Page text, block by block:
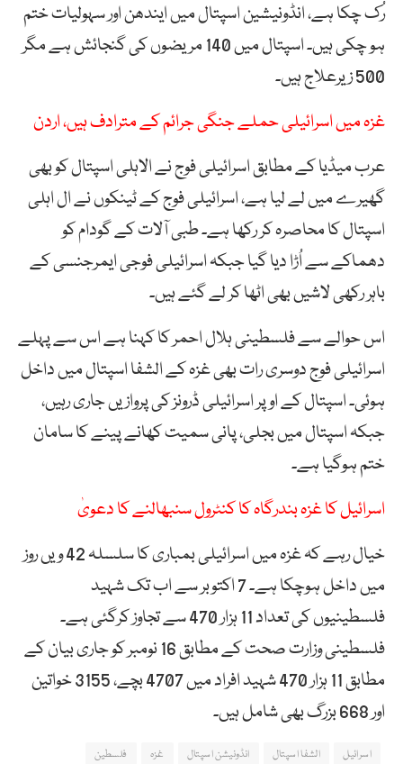
رُک چکا ہے، انڈونیشین اسپتال میں ایندھن اور سہولیات ختم
ہو چکی ہیں۔ اسپتال میں 140 مریضوں کی گنجائش ہے مگر
500 زیرعلاج ہیں۔
غزہ میں اسرائیلی حملے جنگی جرائم کے مترادف ہیں، اردن
عرب میڈیا کے مطابق اسرائیلی فوج نے الاہلی اسپتال کو بھی
گھیرے میں لے لیا ہے، اسرائیلی فوج کے ٹینکوں نے ال اہلی
اسپتال کا محاصرہ کر رکھا ہے۔ طبی آلات کے گودام کو
دھماکے سے اُڑا دیا گیا جبکہ اسرائیلی فوجی ایمرجنسی کے
باہر رکھی لاشیں بھی اٹھا کر لے گئے ہیں۔
اس حوالے سے فلسطینی ہلال احمر کا کہنا ہے اس سے پہلے
اسرائیلی فوج دوسری رات بھی غزہ کے الشفا اسپتال میں داخل
ہوئی۔ اسپتال کے اوپر اسرائیلی ڈرونز کی پروازیں جاری رہیں،
جبکہ اسپتال میں بجلی، پانی سمیت کھانے پینے کا سامان
ختم ہوگیا ہے۔
اسرائیل کا غزہ بندرگاہ کا کنٹرول سنبھالنے کا دعویٰ
خیال رہے کہ غزہ میں اسرائیلی بمباری کا سلسلہ 42 ویں روز
میں داخل ہوچکا ہے۔ 7 اکتوبر سے اب تک شہید
فلسطینیوں کی تعداد 11 ہزار 470 سے تجاوز کرگئی ہے۔
فلسطینی وزارت صحت کے مطابق 16 نومبر کو جاری بیان کے
مطابق 11 ہزار 470 شہید افراد میں 4707 بچے، 3155 خواتین
اور 668 بزرگ بھی شامل ہیں۔
اسرائیل الشفا اسپتال انڈونیشن اسپتال غزہ فلسطین